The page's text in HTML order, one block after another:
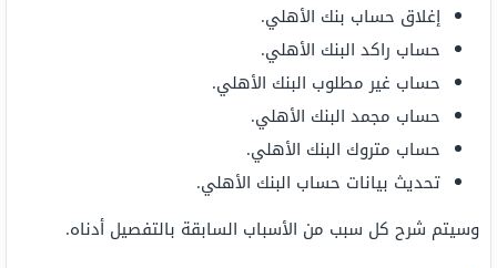
إغلاق حساب بنك الأهلي.
حساب راكد البنك الأهلي.
حساب غير مطلوب البنك الأهلي.
حساب مجمد البنك الأهلي.
حساب متروك البنك الأهلي.
تحديث بيانات حساب البنك الأهلي.
وسيتم شرح كل سبب من الأسباب السابقة بالتفصيل أدناه.